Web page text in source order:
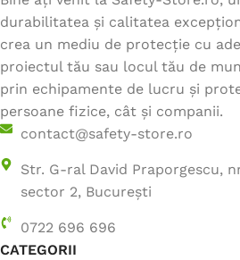
durabilitatea și calitatea
crea un mediu de protecție cu
proiectul tău sau locul tău de
prin echipamente de lucru și
persoane fizice, cât și companii.
contact@safety-store.ro
Str. G-ral David Praporgescu,
sector 2, București
0722 696 696
CATEGORII